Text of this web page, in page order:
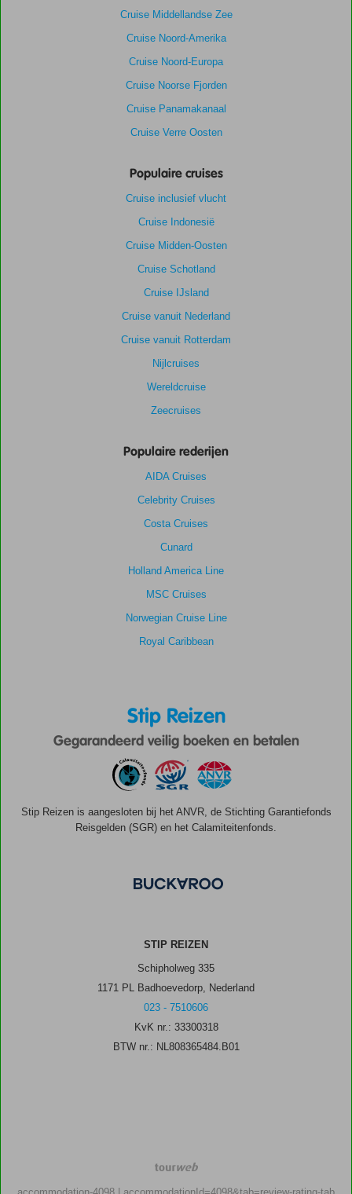
Cruise Middellandse Zee
Cruise Noord-Amerika
Cruise Noord-Europa
Cruise Noorse Fjorden
Cruise Panamakanaal
Cruise Verre Oosten
Populaire cruises
Cruise inclusief vlucht
Cruise Indonesië
Cruise Midden-Oosten
Cruise Schotland
Cruise IJsland
Cruise vanuit Nederland
Cruise vanuit Rotterdam
Nijlcruises
Wereldcruise
Zeecruises
Populaire rederijen
AIDA Cruises
Celebrity Cruises
Costa Cruises
Cunard
Holland America Line
MSC Cruises
Norwegian Cruise Line
Royal Caribbean
Stip Reizen
Gegarandeerd veilig boeken en betalen
Stip Reizen is aangesloten bij het ANVR, de Stichting Garantiefonds
Reisgelden (SGR) en het Calamiteitenfonds.
STIP REIZEN
Schipholweg 335
1171 PL Badhoevedorp, Nederland
023 - 7510606
KvK nr.: 33300318
BTW nr.: NL808365484.B01
TourWeb
©